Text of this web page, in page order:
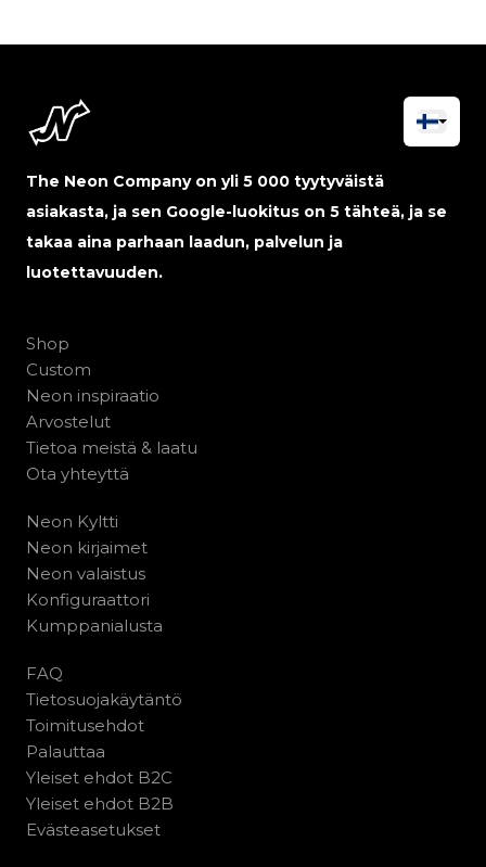
The Neon Company on yli 5 000 tyytyväistä
asiakasta, ja sen Google-luokitus on 5 tähteä, ja se
takaa aina parhaan laadun, palvelun ja
luotettavuuden.
Shop
Custom
Neon inspiraatio
Arvostelut
Tietoa meistä & laatu
Ota yhteyttä
Neon Kyltti
Neon kirjaimet
Neon valaistus
Konfiguraattori
Kumppanialusta
FAQ
Tietosuojakäytäntö
Toimitusehdot
Palauttaa
Yleiset ehdot B2C
Yleiset ehdot B2B
Evästeasetukset